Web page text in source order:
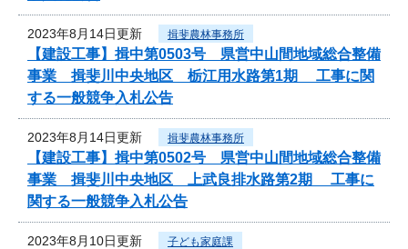
2023年8月14日更新 揖斐農林事務所
【建設工事】揖中第0503号 県営中山間地域総合整備
事業 揖斐川中央地区 栃江用水路第1期 工事に関
する一般競争入札公告
2023年8月14日更新 揖斐農林事務所
【建設工事】揖中第0502号 県営中山間地域総合整備
事業 揖斐川中央地区 上武良排水路第2期 工事に
関する一般競争入札公告
2023年8月10日更新 子ども家庭課